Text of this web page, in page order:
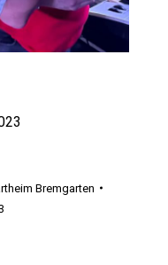
Bremgarten